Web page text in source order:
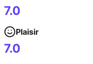
7.0
Plaisir
7.0